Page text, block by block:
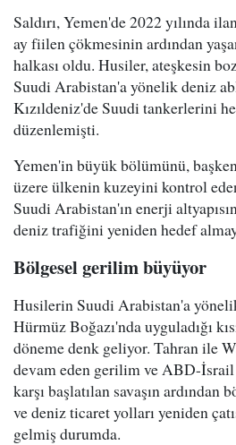
Saldırı, Yemen'de 2022 yılında
ay fiilen çökmesinin ardından
halkası oldu. Husiler, ateşkesin
Suudi Arabistan'a yönelik deniz
Kızıldeniz'de Suudi tankerlerini
düzenlemişti.
Yemen'in büyük bölümünü,
üzere ülkenin kuzeyini kontrol
Suudi Arabistan'ın enerji
deniz trafiğini yeniden hedef
Bölgesel gerilim büyüyor
Husilerin Suudi Arabistan'a
Hürmüz Boğazı'nda uyguladığı
döneme denk geliyor. Tahran ile
devam eden gerilim ve ABD-
karşı başlatılan savaşın ardından
ve deniz ticaret yolları yeniden
gelmiş durumda.